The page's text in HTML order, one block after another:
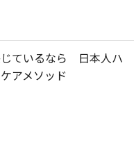
ているなら 日本人ハ
アメソッド